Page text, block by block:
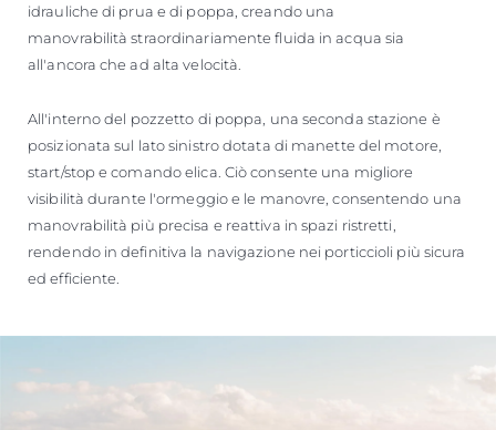
idrauliche di prua e di poppa, creando una
manovrabilità straordinariamente fluida in acqua sia
all'ancora che ad alta velocità.
All'interno del pozzetto di poppa, una seconda stazione è
posizionata sul lato sinistro dotata di manette del motore,
start/stop e comando elica. Ciò consente una migliore
visibilità durante l'ormeggio e le manovre, consentendo una
manovrabilità più precisa e reattiva in spazi ristretti,
rendendo in definitiva la navigazione nei porticcioli più sicura
ed efficiente.